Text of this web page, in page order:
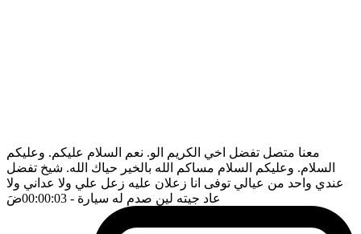
معنا متصل تفضل اخي الكريم الو. نعم السلام عليكم. وعليكم
السلام. وعليكم السلام مساكم الله بالخير حياك الله. شيخ تفضل
عندي واحد من عيالي توفى انا زعلان عليه زعل علي ولا عداني ولا
عاد جيته لين صدم له سيارة - 00:00:03 ضَ